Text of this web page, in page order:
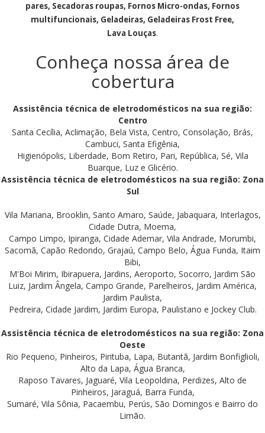
pares, Secadoras roupas, Fornos Micro-ondas, Fornos
multifuncionais, Geladeiras, Geladeiras Frost Free,
Lava Louças.
Conheça nossa área de
cobertura
Assistência técnica de eletrodomésticos na sua região:
Centro
Santa Cecília, Aclimação, Bela Vista, Centro, Consolação, Brás,
Cambuci, Santa Efigênia,
Higienópolis, Liberdade, Bom Retiro, Pari, República, Sé, Vila
Buarque, Luz e Glicério.
Assistência técnica de eletrodomésticos na sua região: Zona
Sul
Vila Mariana, Brooklin, Santo Amaro, Saúde, Jabaquara, Interlagos,
Cidade Dutra, Moema,
Campo Limpo, Ipiranga, Cidade Ademar, Vila Andrade, Morumbi,
Sacomã, Capão Redondo, Grajaú, Campo Belo, Água Funda, Itaim
Bibi,
M'Boi Mirim, Ibirapuera, Jardins, Aeroporto, Socorro, Jardim São
Luiz, Jardim Ângela, Campo Grande, Parelheiros, Jardim América,
Jardim Paulista,
Pedreira, Cidade Jardim, Jardim Europa, Paulistano e Jockey Club.
Assistência técnica de eletrodomésticos na sua região: Zona
Oeste
Rio Pequeno, Pinheiros, Pirituba, Lapa, Butantã, Jardim Bonfiglioli,
Alto da Lapa, Água Branca,
Raposo Tavares, Jaguaré, Vila Leopoldina, Perdizes, Alto de
Pinheiros, Jaraguá, Barra Funda,
Sumaré, Vila Sônia, Pacaembu, Perús, São Domingos e Bairro do
Limão.